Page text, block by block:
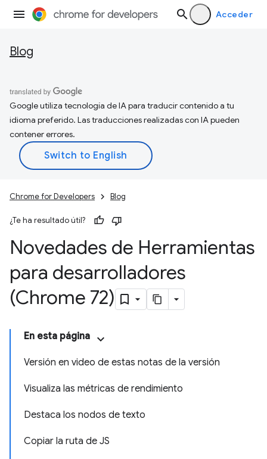
Acceder
Blog
Google utiliza tecnología de IA para traducir contenido a tu
idioma preferido. Las traducciones realizadas con IA pueden
contener errores.
Chrome for Developers Blog
¿Te ha resultado útil?
Novedades de Herramientas
para desarrolladores
(Chrome 72)
En esta página
Versión en video de estas notas de la versión
Visualiza las métricas de rendimiento
Destaca los nodos de texto
Copiar la ruta de JS